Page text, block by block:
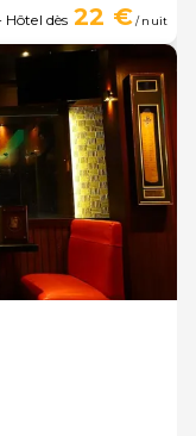
Hôtel dès 22 €/ nuit